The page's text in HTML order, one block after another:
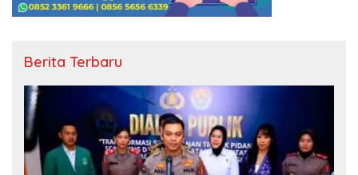
Berita Terbaru